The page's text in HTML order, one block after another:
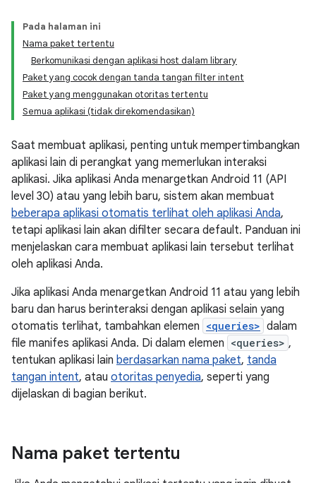
Pada halaman ini
Nama paket tertentu
Berkomunikasi dengan aplikasi host dalam library
Paket yang cocok dengan tanda tangan filter intent
Paket yang menggunakan otoritas tertentu
Semua aplikasi (tidak direkomendasikan)
Saat membuat aplikasi, penting untuk mempertimbangkan
aplikasi lain di perangkat yang memerlukan interaksi
aplikasi. Jika aplikasi Anda menargetkan Android 11 (API
level 30) atau yang lebih baru, sistem akan membuat
beberapa aplikasi otomatis terlihat oleh aplikasi Anda,
tetapi aplikasi lain akan difilter secara default. Panduan ini
menjelaskan cara membuat aplikasi lain tersebut terlihat
oleh aplikasi Anda.
Jika aplikasi Anda menargetkan Android 11 atau yang lebih
baru dan harus berinteraksi dengan aplikasi selain yang
otomatis terlihat, tambahkan elemen <queries> dalam
file manifes aplikasi Anda. Di dalam elemen <queries> ,
tentukan aplikasi lain berdasarkan nama paket, tanda
tangan intent, atau otoritas penyedia, seperti yang
dijelaskan di bagian berikut.
Nama paket tertentu